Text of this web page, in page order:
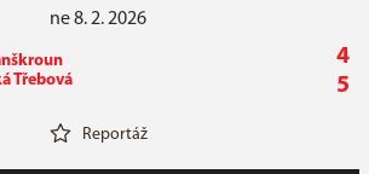
ne 8. 2. 2026
Třebová
4
5
Reportáž